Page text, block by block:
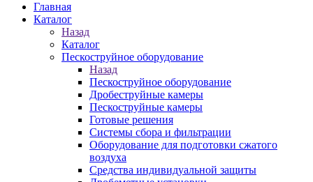
Главная
Каталог
Назад
Каталог
Пескоструйное оборудование
Назад
Пескоструйное оборудование
Дробеструйные камеры
Пескоструйные камеры
Готовые решения
Системы сбора и фильтрации
Оборудование для подготовки сжатого
воздуха
Средства индивидуальной защиты